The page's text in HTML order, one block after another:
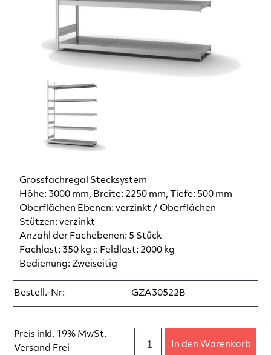
Grossfachregal Stecksystem
Höhe: 3000 mm, Breite: 2250 mm, Tiefe: 500 mm
Oberflächen Ebenen: verzinkt / Oberflächen
Stützen: verzinkt
Anzahl der Fachebenen: 5 Stück
Fachlast: 350 kg :: Feldlast: 2000 kg
Bedienung: Zweiseitig
Bestell.-Nr: GZA30522B
Preis inkl. 19% MwSt.
Versand Frei
In den Warenkorb